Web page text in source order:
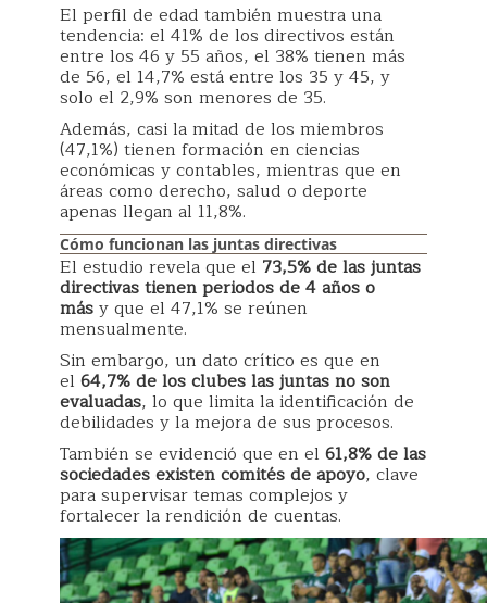
El perfil de edad también muestra una
tendencia: el 41% de los directivos están
entre los 46 y 55 años, el 38% tienen más
de 56, el 14,7% está entre los 35 y 45, y
solo el 2,9% son menores de 35.
Además, casi la mitad de los miembros
(47,1%) tienen formación en ciencias
económicas y contables, mientras que en
áreas como derecho, salud o deporte
apenas llegan al 11,8%.
Cómo funcionan las juntas directivas
El estudio revela que el 73,5% de las juntas
directivas tienen periodos de 4 años o
másy que el 47,1% se reúnen
mensualmente.
Sin embargo, un dato crítico es que en
el 64,7% de los clubes las juntas no son
evaluadas, lo que limita la identificación de
debilidades y la mejora de sus procesos.
También se evidenció que en el 61,8% de las
sociedades existen comités de apoyo, clave
para supervisar temas complejos y
fortalecer la rendición de cuentas.